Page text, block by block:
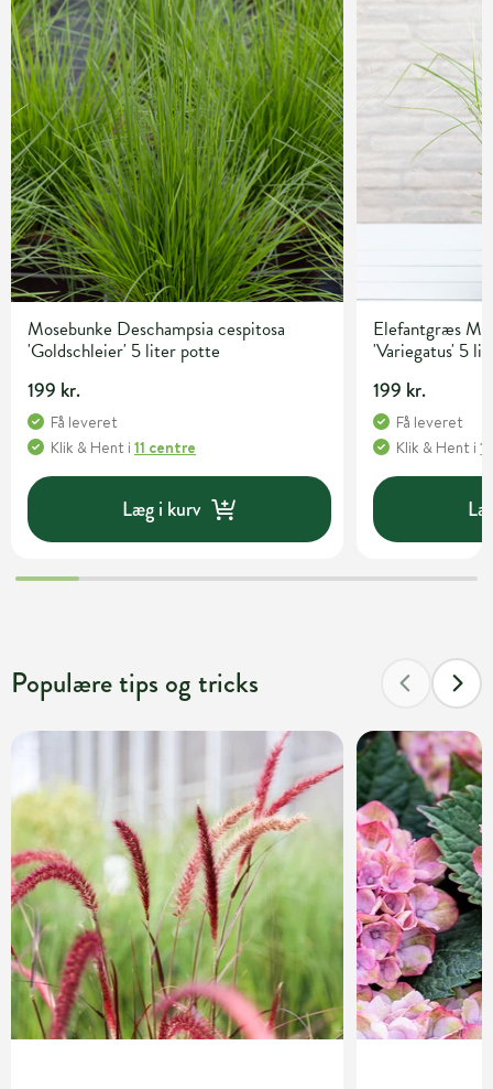
Mosebunke Deschampsia cespitosa
'Goldschleier' 5 liter potte
199 kr.
Få leveret
Klik & Hent i 11 centre
Læg i kurv
Elefantgræs
'Variegatus' 5
199 kr.
Få leveret
Klik & Hent i
Populære tips og tricks